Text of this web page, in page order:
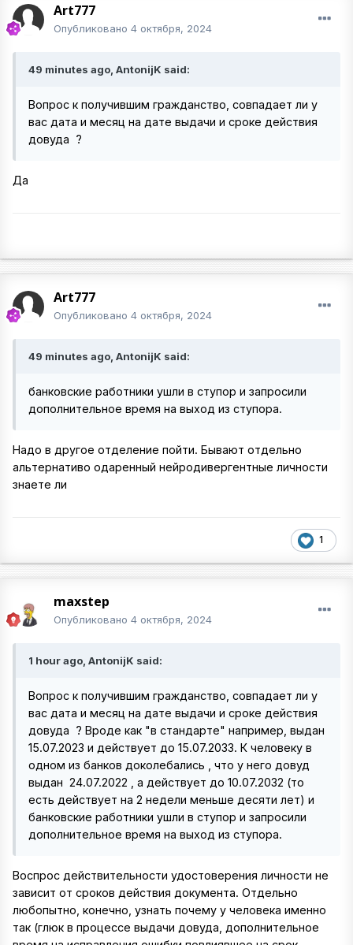
Art777
Опубликовано 4 октября, 2024
49 minutes ago, AntonijK said:
Вопрос к получившим гражданство, совпадает ли у
вас дата и месяц на дате выдачи и сроке действия
довуда ?
Да
Art777
Опубликовано 4 октября, 2024
49 minutes ago, AntonijK said:
банковские работники ушли в ступор и запросили
дополнительное время на выход из ступора.
Надо в другое отделение пойти. Бывают отдельно
альтернативо одаренный нейродивергентные личности
знаете ли
1
maxstep
Опубликовано 4 октября, 2024
1 hour ago, AntonijK said:
Вопрос к получившим гражданство, совпадает ли у
вас дата и месяц на дате выдачи и сроке действия
довуда ? Вроде как "в стандарте" например, выдан
15.07.2023 и действует до 15.07.2033. К человеку в
одном из банков доколебались , что у него довуд
выдан 24.07.2022 , а действует до 10.07.2032 (то
есть действует на 2 недели меньше десяти лет) и
банковские работники ушли в ступор и запросили
дополнительное время на выход из ступора.
Воспрос действительности удостоверения личности не
зависит от сроков действия документа. Отдельно
любопытно, конечно, узнать почему у человека именно
так (глюк в процессе выдачи довуда, дополнительное